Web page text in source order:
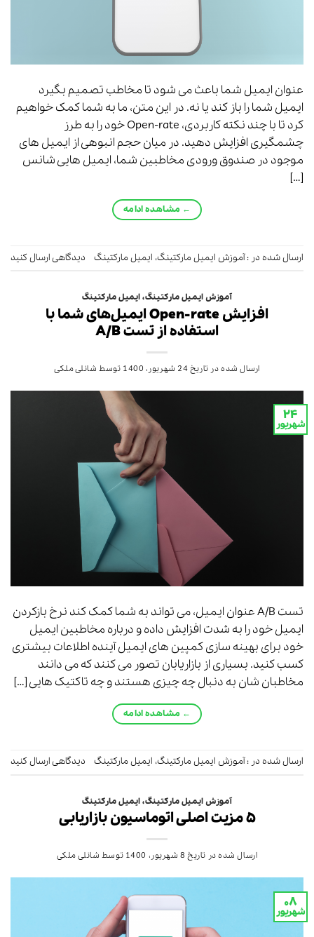
عنوان ایمیل شما باعث می شود تا مخاطب تصمیم بگیرد
ایمیل شما را باز کند یا نه. در این متن، ما به شما کمک خواهیم
کرد تا با چند نکته کاربردی، Open-rate خود را به طرز
چشمگیری افزایش دهید. در میان حجم انبوهی از ایمیل های
موجود در صندوق ورودی مخاطبین شما، ایمیل هایی شانس
[…]
← مشاهده ادامه
ارسال شده در :آموزش ایمیل مارکتینگ، ایمیل مارکتینگ دیدگاهی ارسال کنید
آموزش ایمیل مارکتینگ،ایمیل مارکتینگ
افزایش Open-rate ایمیل‌های شما با
استفاده از تست A/B
ارسال شده در تاریخ24 شهریور، 1400 توسط شانلی ملکی
۲۴
شهریور
تست A/B عنوان ایمیل، می تواند به شما کمک کند نرخ بازکردن
ایمیل خود را به شدت افزایش داده و درباره مخاطبین ایمیل
خود برای بهینه سازی کمپین های ایمیل آینده اطلاعات بیشتری
کسب کنید. بسیاری از بازاریابان تصور می کنند که می دانند
مخاطبان شان به دنبال چه چیزی هستند و چه تاکتیک هایی […]
← مشاهده ادامه
ارسال شده در :آموزش ایمیل مارکتینگ، ایمیل مارکتینگ دیدگاهی ارسال کنید
آموزش ایمیل مارکتینگ،ایمیل مارکتینگ
۵ مزیت اصلی اتوماسیون بازاریابی
ارسال شده در تاریخ 8 شهریور، 1400 توسط شانلی ملکی
۰۸
شهریور